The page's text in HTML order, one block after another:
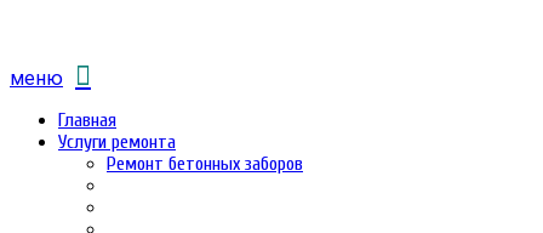
меню
Главная
Услуги ремонта
Ремонт бетонных заборов